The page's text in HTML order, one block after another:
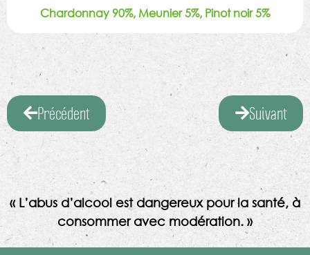
Chardonnay 90%, Meunier 5%​, Pinot noir 5%
Précédent Suivant
« L’abus d’alcool est dangereux pour la santé, à
consommer avec modération. »